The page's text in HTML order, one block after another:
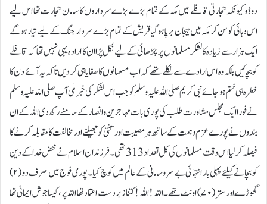
دوڈو کیونکہ تجارتی قافلے میں مکہ کے تمام بڑے بڑے سرداروں کا سامان تجارت تھا اس لیے
اس دہائی کو سن کر مکہ میں ہیجان برپا ہوگیا قریش کے تمام بڑے سردار جنگ کے لیے تیار ہوگے
ایک ہزار سے زیادہ کا لشکر مسلمانوں پر چڑھائی کے لیے نکل پڑا ان کا ارادہ یہی نہیں تھا کہ قافلے
کو بچائیں بلکہ وہ اس ارادے سے نکلے تھے کہ اب مسلمانوں کا صفایا ہی کر دیں تاکہ یہ آئے دن کا
خطرہ ہی ختم ہو جائے نبی کریم صلی اللہ علیہ وسلم کو جب اس لشکر کی خبر ملی آپ صلی اللہ علیہ وسلم
نے فورا ایک مجلس مشاورت طلب کی پوری بات مہاجرین و انصار کے سامنے رکھ دی اللہ کے ان
بندوں نے پورے عزم و ہمت کے ساتھ ہر مصیبت اور سختی کو جھیلنے اور مخالفت کا مقابلہ کرنے کا
فیصلہ کر لیا اس وقت مسلمانوں کی کل تعداد 313 تھی۔ فرزندان اسلام نے محض خدا کے دین
کو بچانے کیلئے پہلی بار انتہائی بے سرو سامانی کے عالم میں کوچ کیا۔ پوری فوج میں صرف دو (۲)
گھوڑے اور ستر (۷۰) اونٹ تھے۔ اللہ ! اللہ ! کتنا زبردست اعتماد تھا اللہ پر ، کیسا جوش ایمانی تھا